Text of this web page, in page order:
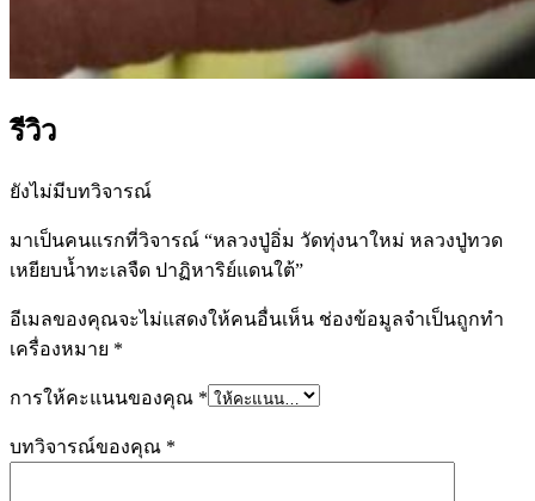
รีวิว
ยังไม่มีบทวิจารณ์
มาเป็นคนแรกที่วิจารณ์ “หลวงปู่อิ่ม วัดทุ่งนาใหม่ หลวงปู่ทวด
เหยียบน้ำทะเลจืด ปาฏิหาริย์แดนใต้”
อีเมลของคุณจะไม่แสดงให้คนอื่นเห็น ช่องข้อมูลจำเป็นถูกทำ
เครื่องหมาย *
การให้คะแนนของคุณ *
บทวิจารณ์ของคุณ *